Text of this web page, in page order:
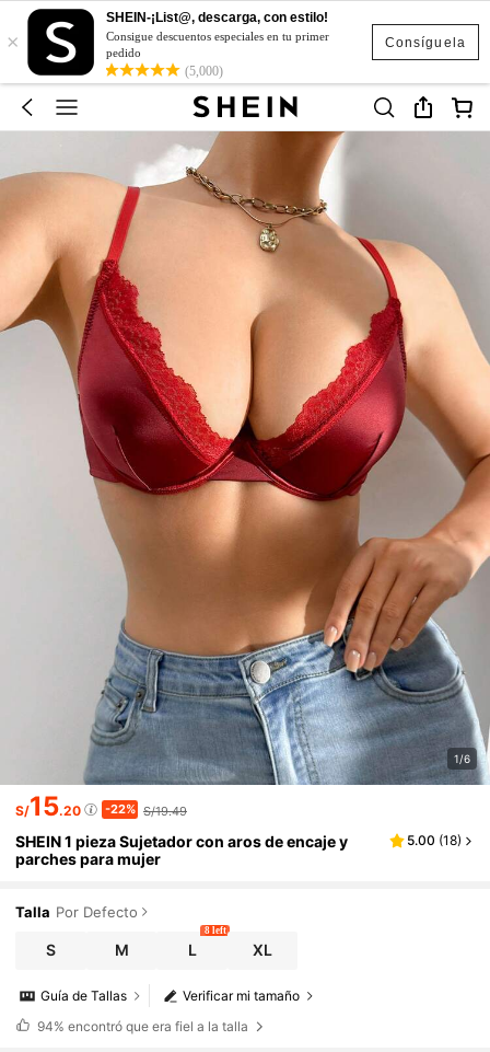
Consíguela
×
SHEIN-¡List@, descarga, con estilo!
Consigue descuentos especiales en tu primer
pedido
(5,000)
1/6
S/15.20 -22% S/19.49
SHEIN 1 pieza Sujetador con aros de encaje y
parches para mujer
5.00 (18)
Talla Por Defecto
S M L
8 left
XL
Verificar mi tamaño
Guía de Tallas
94% encontró que era fiel a la talla